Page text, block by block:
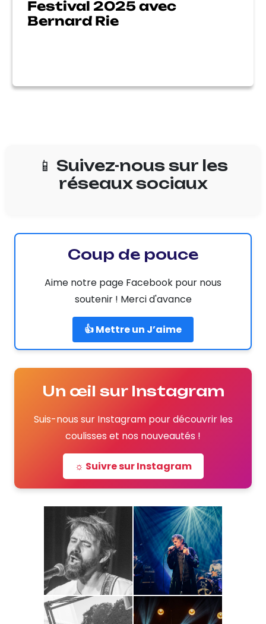
Festival 2025 avec
Bernard Rie
📱 Suivez-nous sur les
réseaux sociaux
Coup de pouce
Aime notre page Facebook pour nous
soutenir ! Merci d'avance
👍 Mettre un J’aime
Un œil sur Instagram
Suis-nous sur Instagram pour découvrir les
coulisses et nos nouveautés !
☼ Suivre sur Instagram